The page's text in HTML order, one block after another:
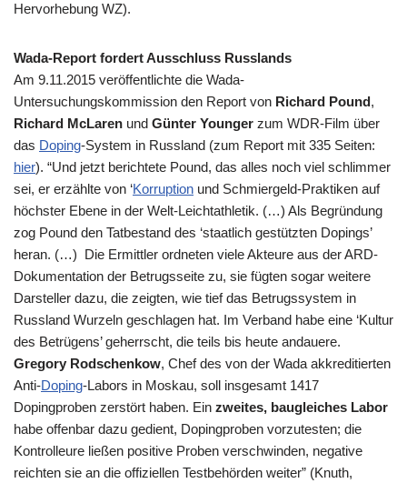
Hervorhebung WZ).
Wada-Report fordert Ausschluss Russlands
Am 9.11.2015 veröffentlichte die Wada-
Untersuchungskommission den Report von Richard Pound,
Richard McLaren und Günter Younger zum WDR-Film über
das Doping-System in Russland (zum Report mit 335 Seiten:
hier). “Und jetzt berichtete Pound, das alles noch viel schlimmer
sei, er erzählte von ‘Korruption und Schmiergeld-Praktiken auf
höchster Ebene in der Welt-Leichtathletik. (…) Als Begründung
zog Pound den Tatbestand des ‘staatlich gestützten Dopings’
heran. (…) Die Ermittler ordneten viele Akteure aus der ARD-
Dokumentation der Betrugsseite zu, sie fügten sogar weitere
Darsteller dazu, die zeigten, wie tief das Betrugssystem in
Russland Wurzeln geschlagen hat. Im Verband habe eine ‘Kultur
des Betrügens’ geherrscht, die teils bis heute andauere.
Gregory Rodschenkow, Chef des von der Wada akkreditierten
Anti-Doping-Labors in Moskau, soll insgesamt 1417
Dopingproben zerstört haben. Ein zweites, baugleiches Labor
habe offenbar dazu gedient, Dopingproben vorzutesten; die
Kontrolleure ließen positive Proben verschwinden, negative
reichten sie an die offiziellen Testbehörden weiter” (Knuth,